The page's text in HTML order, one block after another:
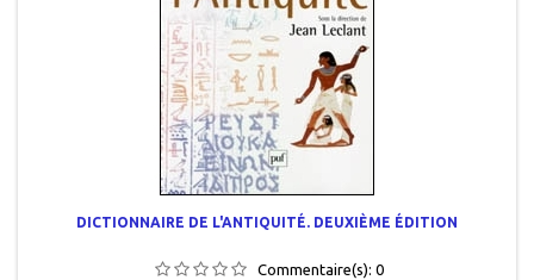
DICTIONNAIRE DE L'ANTIQUITÉ. DEUXIÈME ÉDITION
Commentaire(s): 0